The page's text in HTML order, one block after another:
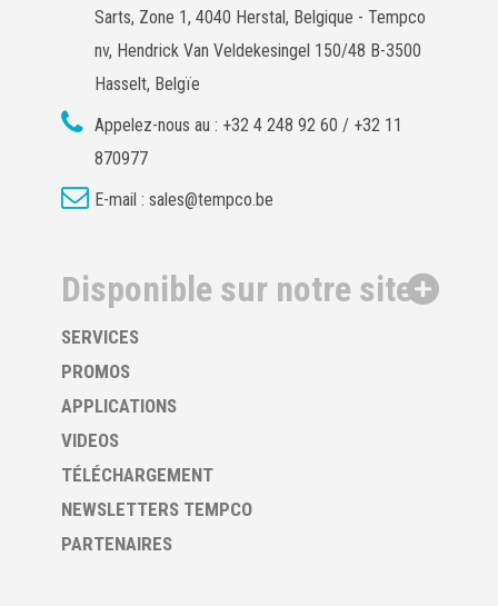
Sarts, Zone 1, 4040 Herstal, Belgique - Tempco
nv, Hendrick Van Veldekesingel 150/48 B-3500
Hasselt, Belgïe
Appelez-nous au : +32 4 248 92 60 / +32 11
870977
E-mail : sales@tempco.be
Disponible sur notre site
SERVICES
PROMOS
APPLICATIONS
VIDEOS
TÉLÉCHARGEMENT
NEWSLETTERS TEMPCO
PARTENAIRES